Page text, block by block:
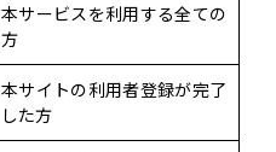
本サービスを利用する全ての
方
本サイトの利用者登録が完了
した方